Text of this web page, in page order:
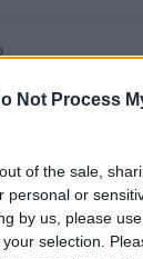
Not Process
of the sale,
personal or
by us, please
selection.